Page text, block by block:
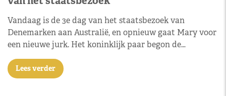
Vandaag is de 3e dag van het staatsbezoek van
Denemarken aan Australië, en opnieuw gaat Mary voor
een nieuwe jurk. Het koninklijk paar begon de…
Lees verder